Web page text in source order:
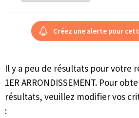
Il y a peu de résultats pour votre
1ER ARRONDISSEMENT. Pour
résultats, veuillez modifier vos
: